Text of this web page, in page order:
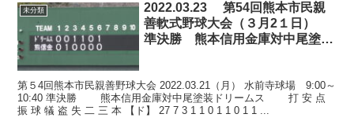
未分類
2022.03.23 第54回熊本市民親
善軟式野球大会（３月2１日）
準決勝 熊本信用金庫対中尾塗装
第５4回熊本市民親善野球大会 2022.03.21（月） 水前寺球場 9:00～
10:40 準決勝 熊本信用金庫対中尾塗装ドリームス 打 安 点
振 球 犠 盗 失 二 三 本 【ド】 27 7 3 1 1 0 1 1 0 1 1 ...